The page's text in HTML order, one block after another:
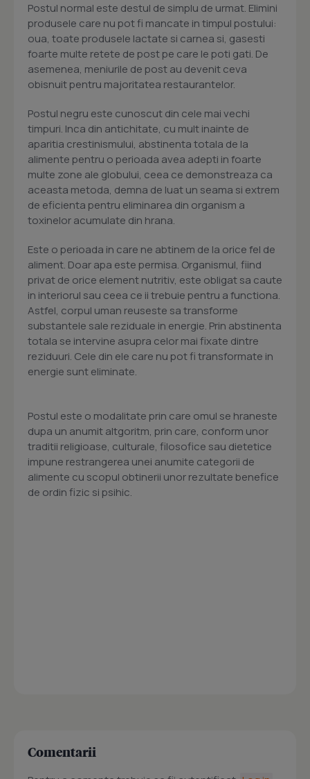
Postul normal este destul de simplu de urmat. Elimini
produsele care nu pot fi mancate in timpul postului:
oua, toate produsele lactate si carnea si, gasesti
foarte multe retete de post pe care le poti gati. De
asemenea, meniurile de post au devenit ceva
obisnuit pentru majoritatea restaurantelor.
Postul negru este cunoscut din cele mai vechi
timpuri. Inca din antichitate, cu mult inainte de
aparitia crestinismului, abstinenta totala de la
alimente pentru o perioada avea adepti in foarte
multe zone ale globului, ceea ce demonstreaza ca
aceasta metoda, demna de luat un seama si extrem
de eficienta pentru eliminarea din organism a
toxinelor acumulate din hrana.
Este o perioada in care ne abtinem de la orice fel de
aliment. Doar apa este permisa. Organismul, fiind
privat de orice element nutritiv, este obligat sa caute
in interiorul sau ceea ce ii trebuie pentru a functiona.
Astfel, corpul uman reuseste sa transforme
substantele sale reziduale in energie. Prin abstinenta
totala se intervine asupra celor mai fixate dintre
reziduuri. Cele din ele care nu pot fi transformate in
energie sunt eliminate.
Postul este o modalitate prin care omul se hraneste
dupa un anumit altgoritm, prin care, conform unor
traditii religioase, culturale, filosofice sau dietetice
impune restrangerea unei anumite categorii de
alimente cu scopul obtinerii unor rezultate benefice
de ordin fizic si psihic.
Comentarii